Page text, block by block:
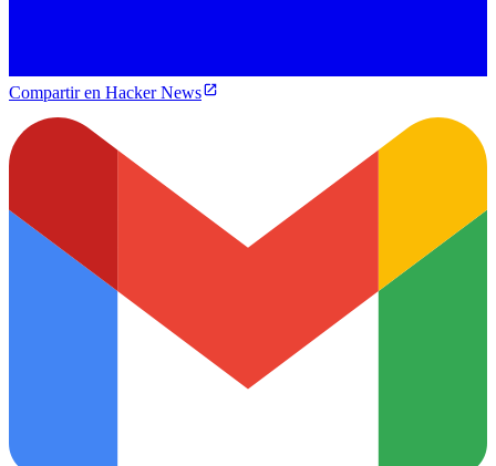
Compartir en Hacker News